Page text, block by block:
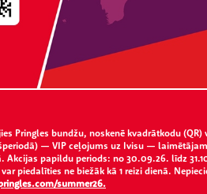
Pringles bundžu, noskenē kvadrātkodu
— VIP ceļojums uz Ivisu —
papildu periods: no 30.09.26. līdz
piedalīties ne biežāk kā 1 reizi dienā.
summer26.